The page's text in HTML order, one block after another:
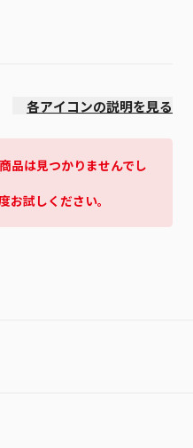
各アイコンの説明を見る
品は見つかりませんでし
お試しください。